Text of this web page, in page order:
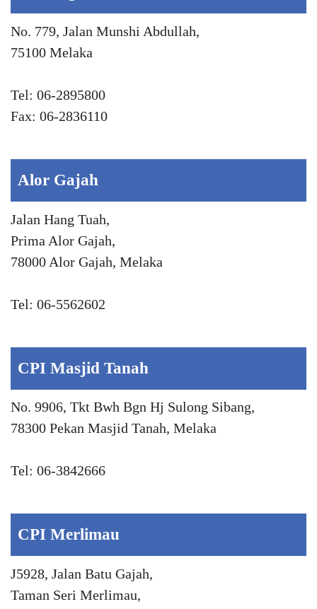
No. 779, Jalan Munshi Abdullah,
75100 Melaka
Tel: 06-2895800
Fax: 06-2836110
Alor Gajah
Jalan Hang Tuah,
Prima Alor Gajah,
78000 Alor Gajah, Melaka
Tel: 06-5562602
CPI Masjid Tanah
No. 9906, Tkt Bwh Bgn Hj Sulong Sibang,
78300 Pekan Masjid Tanah, Melaka
Tel: 06-3842666
CPI Merlimau
J5928, Jalan Batu Gajah,
Taman Seri Merlimau,